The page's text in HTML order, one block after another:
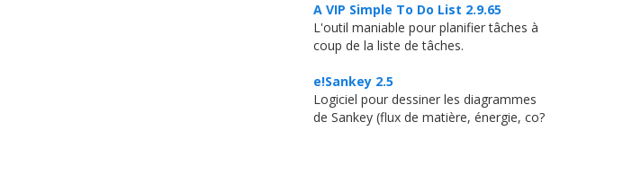
A VIP Simple To Do List 2.9.65
L'outil maniable pour planifier tâches à
coup de la liste de tâches.
e!Sankey 2.5
Logiciel pour dessiner les diagrammes
de Sankey (flux de matière, énergie, co?